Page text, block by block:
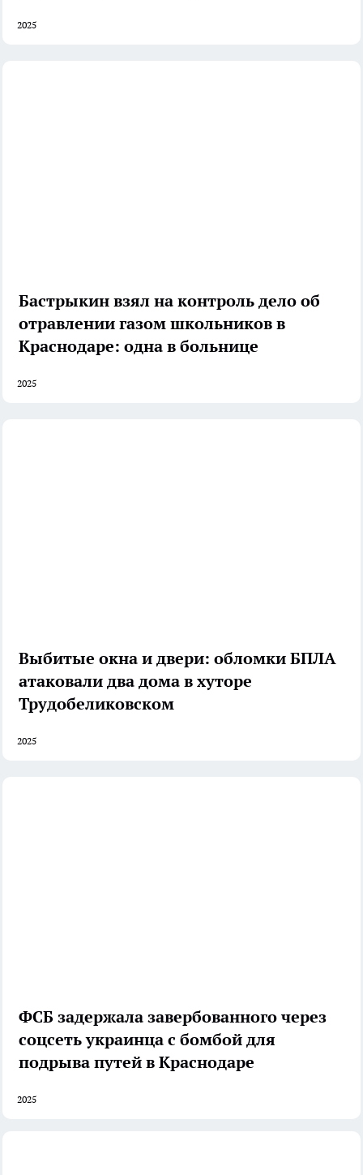
2025
Бастрыкин взял на контроль дело об
отравлении газом школьников в
Краснодаре: одна в больнице
2025
Выбитые окна и двери: обломки БПЛА
атаковали два дома в хуторе
Трудобеликовском
2025
ФСБ задержала завербованного через
соцсеть украинца с бомбой для
подрыва путей в Краснодаре
2025